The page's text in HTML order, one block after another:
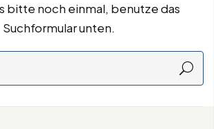
bitte noch einmal, benutze das
Suchformular unten.